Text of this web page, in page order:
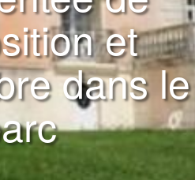
et
dans le